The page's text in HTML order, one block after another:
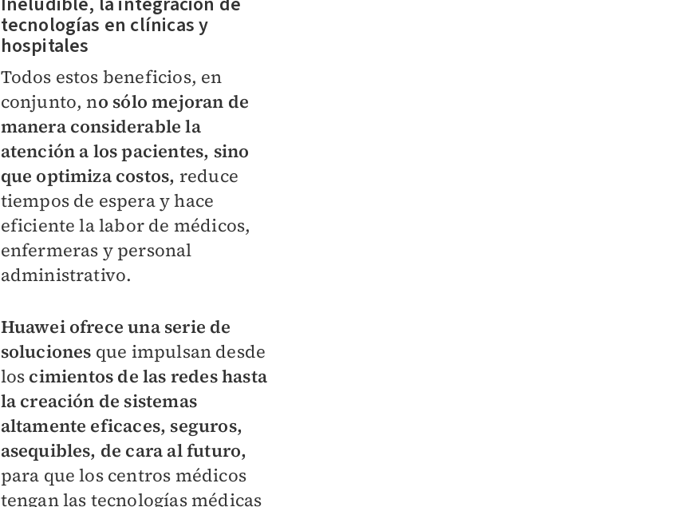
tecnologías en clínicas y
hospitales
Todos estos beneficios, en
conjunto, no sólo mejoran de
manera considerable la
atención a los pacientes, sino
que optimiza costos, reduce
tiempos de espera y hace
eficiente la labor de médicos,
enfermeras y personal
administrativo.
Huawei ofrece una serie de
soluciones que impulsan desde
los cimientos de las redes hasta
la creación de sistemas
altamente eficaces, seguros,
asequibles, de cara al futuro,
para que los centros médicos
tengan las tecnologías médicas